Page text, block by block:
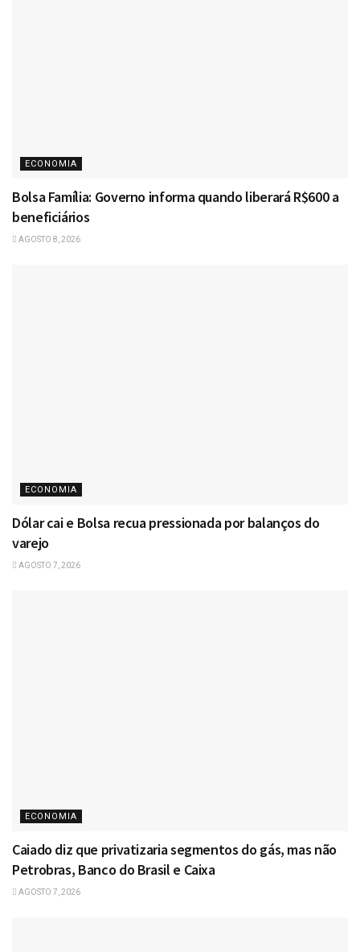
ECONOMIA
Bolsa Família: Governo informa quando liberará R$600 a
beneficiários
AGOSTO 8, 2026
ECONOMIA
Dólar cai e Bolsa recua pressionada por balanços do
varejo
AGOSTO 7, 2026
ECONOMIA
Caiado diz que privatizaria segmentos do gás, mas não
Petrobras, Banco do Brasil e Caixa
AGOSTO 7, 2026